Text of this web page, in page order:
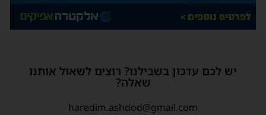
יש לכם עדכון בשבילנו? רוצים לשאול אותנו
שאלה?
haredim.ashdod@gmail.com